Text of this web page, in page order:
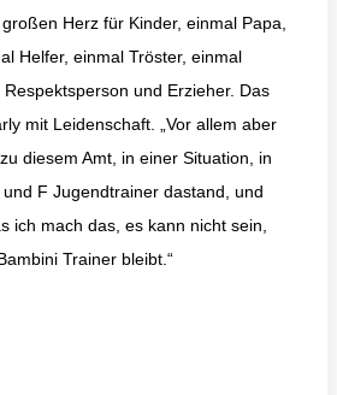
Herz für Kinder, einmal Papa,
Helfer, einmal Tröster, einmal
und Erzieher. Das
mit Leidenschaft. „Vor allem aber
diesem Amt, in einer Situation, in
F Jugendtrainer dastand, und
ich mach das, es kann nicht sein,
Trainer bleibt.“